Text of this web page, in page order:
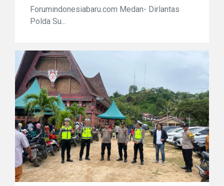
Forumindonesiabaru.com Medan- Dirlantas
Polda Su...